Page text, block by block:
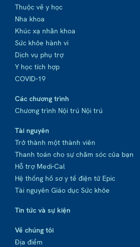
Thuộc về y học
Nha khoa
Khúc xạ nhãn khoa
Sức khỏe hành vi
Dịch vụ phụ trợ
Y học tích hợp
COVID-19
Các chương trình
Chương trình Nội trú Nội trú
Tài nguyên
Trở thành một thành viên
Thanh toán cho sự chăm sóc của bạn
Hỗ trợ Medi-Cal
Hệ thống hồ sơ y tế điện tử Epic
Tài nguyên Giáo dục Sức khỏe
Tin tức và sự kiện
Về chúng tôi
Địa điểm